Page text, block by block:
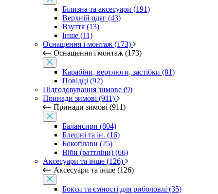
Білизна та аксесуари (191)
Верхній одяг (43)
Взуття (13)
Інше (11)
Оснащення і монтаж (173)
Оснащення і монтаж (173)
Карабіни, вертлюги, застібки (81)
Повідці (92)
Підгодовування зимове (9)
Принади зимові (911)
Принади зимові (911)
Балансири (804)
Блешні та ін. (16)
Бокоплави (25)
Віби (раттліни) (66)
Аксесуари та інше (126)
Аксесуари та інше (126)
Бокси та ємності для риболовлі (35)